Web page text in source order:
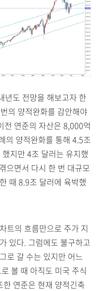
년도 전망을 해보고자 한
의 양적완화를 감안해야
전 연준의 자산은 8,000억
의 양적완화를 통해 4.5조
지만 4조 달러는 유지했
으면서 다시 한 번 대규모
때 8.9조 달러에 육박했
트의 흐름만으로 주가 지
있다. 그럼에도 불구하고
로 갈 수는 있지만 어느
볼 때 아직도 미국 주식
연준은 현재 양적긴축